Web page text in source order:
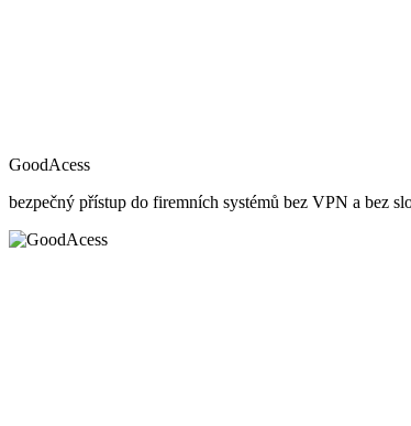
GoodAcess
bezpečný přístup do firemních systémů bez VPN a bez